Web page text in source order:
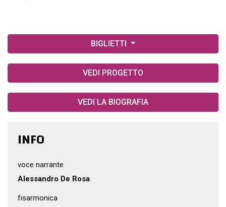
BIGLIETTI
VEDI PROGETTO
VEDI LA BIOGRAFIA
INFO
voce narrante
Alessandro De Rosa
fisarmonica